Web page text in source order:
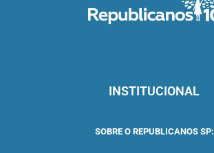
INSTITUCIONAL
SOBRE O REPUBLICANOS SP: